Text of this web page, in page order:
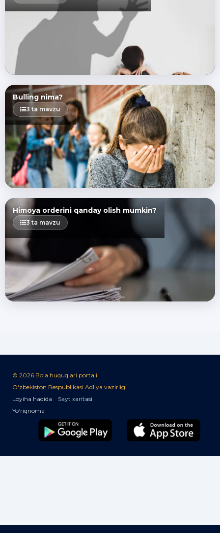
Bulling nima?
3 ta mavzu
Himoya orderini qanday olish mumkin?
3 ta mavzu
© 2026 Bola huquqlari portali.
O‘zbekiston Respublikasi Adliya vazirligi
Loyiha haqida
Sayt xaritasi
Yo‘riqnoma